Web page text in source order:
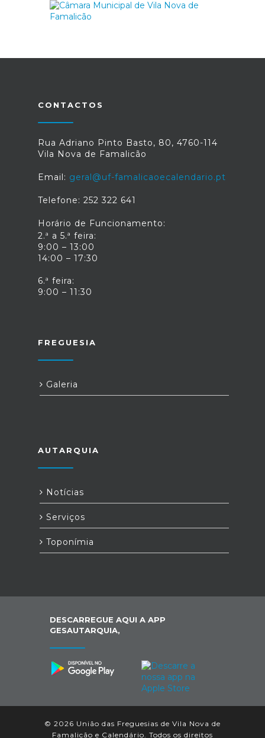
CONTACTOS
Rua Adriano Pinto Basto, 80, 4760-114
Vila Nova de Famalicão
Email: geral@uf-famalicaoecalendario.pt
Telefone: 252 322 641
Horário de Funcionamento:
2.ª a 5.ª feira:
9:00 – 13:00
14:00 – 17:30
6.ª feira:
9:00 – 11:30
FREGUESIA
Galeria
AUTARQUIA
Notícias
Serviços
Toponímia
DESCARREGUE AQUI A APP
GESAUTARQUIA,
© 2026 União das Freguesias de Vila Nova de
Famalicão e Calendário. Todos os direitos